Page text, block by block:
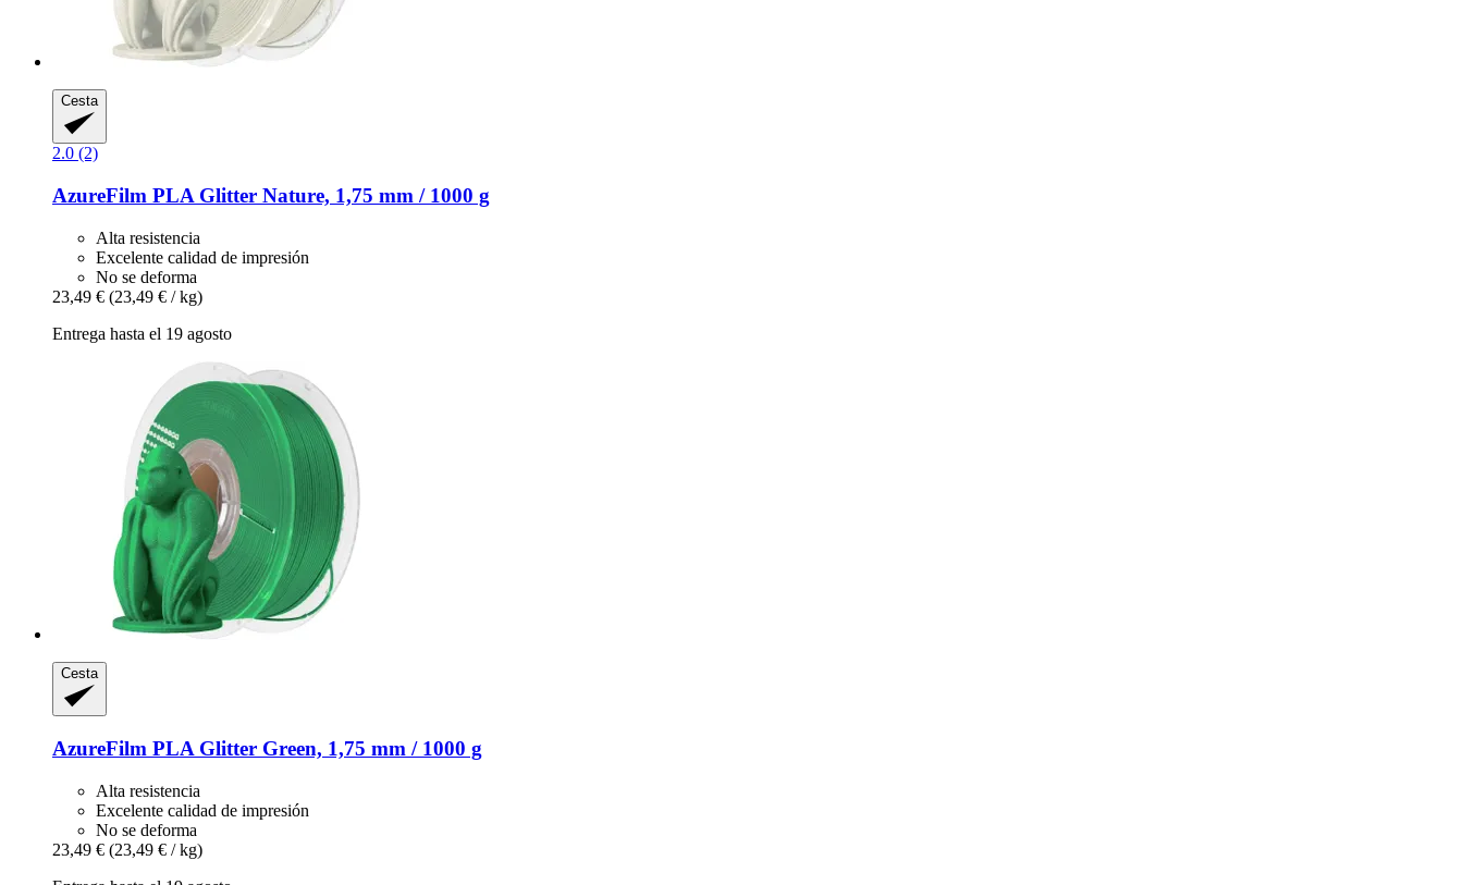
Cesta
2.0 (2)
AzureFilm PLA Glitter Nature, 1,75 mm / 1000 g
Alta resistencia
Excelente calidad de impresión
No se deforma
23,49 € (23,49 € / kg)
Entrega hasta el 19 agosto
Cesta
AzureFilm PLA Glitter Green, 1,75 mm / 1000 g
Alta resistencia
Excelente calidad de impresión
No se deforma
23,49 € (23,49 € / kg)